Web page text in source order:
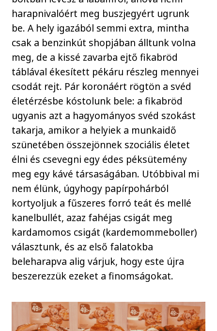
harapnivalóért meg buszjegyért ugrunk
be. A hely igazából semmi extra, mintha
csak a benzinkút shopjában álltunk volna
meg, de a kissé zavarba ejtő fikabröd
táblával ékesített pékáru részleg mennyei
csodát rejt. Pár koronáért rögtön a svéd
életérzésbe kóstolunk bele: a fikabröd
ugyanis azt a hagyományos svéd szokást
takarja, amikor a helyiek a munkaidő
szünetében összejönnek szociális életet
élni és csevegni egy édes péksütemény
meg egy kávé társaságában. Utóbbival mi
nem élünk, úgyhogy papírpohárból
kortyoljuk a fűszeres forró teát és mellé
kanelbullét, azaz fahéjas csigát meg
kardamomos csigát (kardemommeboller)
választunk, és az első falatokba
beleharapva alig várjuk, hogy este újra
beszerezzük ezeket a finomságokat.